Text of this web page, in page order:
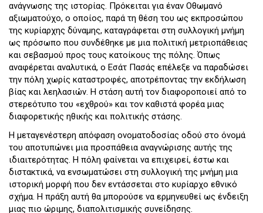
ανάγνωσης της ιστορίας. Πρόκειται για έναν Οθωμανό
αξιωματούχο, ο οποίος, παρά τη θέση του ως εκπροσώπου
της κυρίαρχης δύναμης, καταγράφεται στη συλλογική μνήμη
ως πρόσωπο που συνδέθηκε με μια πολιτική μετριοπάθειας
και σεβασμού προς τους κατοίκους της πόλης. Όπως
αναφέρεται αναλυτικά, ο Εσάτ Πασάς επέλεξε να παραδώσει
την πόλη χωρίς καταστροφές, αποτρέποντας την εκδήλωση
βίας και λεηλασιών. Η στάση αυτή τον διαφοροποιεί από το
στερεότυπο του «εχθρού» και τον καθιστά φορέα μιας
διαφορετικής ηθικής και πολιτικής στάσης.
Η μεταγενέστερη απόφαση ονοματοδοσίας οδού στο όνομά
του αποτυπώνει μια προσπάθεια αναγνώρισης αυτής της
ιδιαιτερότητας. Η πόλη φαίνεται να επιχειρεί, έστω και
διστακτικά, να ενσωματώσει στη συλλογική της μνήμη μια
ιστορική μορφή που δεν εντάσσεται στο κυρίαρχο εθνικό
σχήμα. Η πράξη αυτή θα μπορούσε να ερμηνευθεί ως ένδειξη
μιας πιο ώριμης, διαπολιτισμικής συνείδησης.